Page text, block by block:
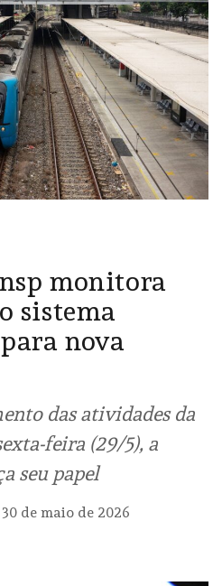
monitora
sistema
nova
das atividades da
feira (29/5), a
seu papel
30 de maio de 2026